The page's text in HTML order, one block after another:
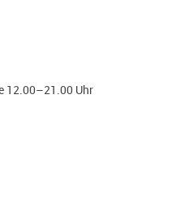
12.00–21.00 Uhr